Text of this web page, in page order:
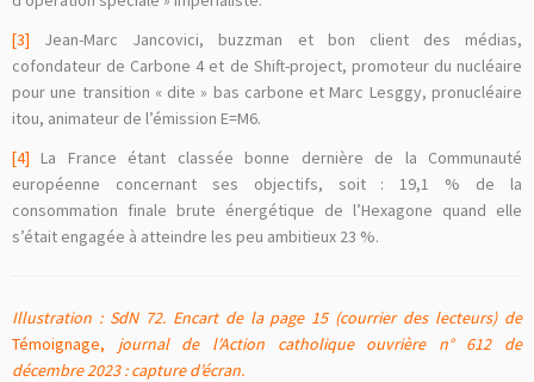
[3] Jean-Marc Jancovici, buzzman et bon client des médias,
cofondateur de Carbone 4 et de Shift-project, promoteur du nucléaire
pour une transition « dite » bas carbone et Marc Lesggy, pronucléaire
itou, animateur de l’émission E=M6.
[4] La France étant classée bonne dernière de la Communauté
européenne concernant ses objectifs, soit : 19,1 % de la
consommation finale brute énergétique de l’Hexagone quand elle
s’était engagée à atteindre les peu ambitieux 23 %.
Illustration : SdN 72. Encart de la page 15 (courrier des lecteurs) de
Témoignage, journal de l’Action catholique ouvrière n° 612 de
décembre 2023 : capture d’écran.